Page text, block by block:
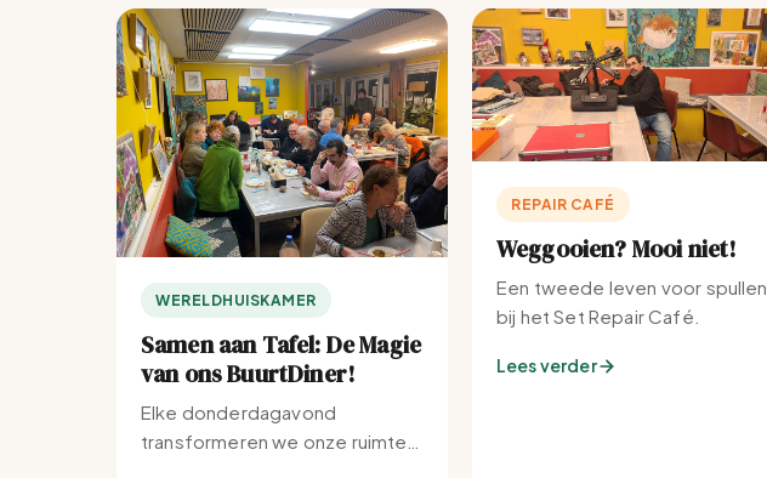
WERELDHUISKAMER
Samen aan Tafel: De Magie
van ons BuurtDiner!
Elke donderdagavond
transformeren we onze ruimte
REPAIR CAFÉ
Weggooien? Mooi niet!
Een tweede leven voor spullen
bij het Set Repair Café.
Lees verder